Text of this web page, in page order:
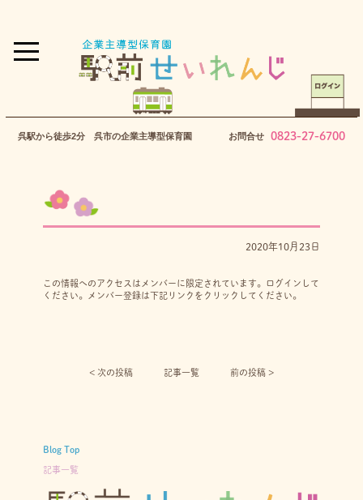
呉駅から徒歩2分 呉市の企業主導型保育園 お問合せ 0823-27-6700
2020年10月23日
この情報へのアクセスはメンバーに限定されています。ログインして
ください。メンバー登録は下記リンクをクリックしてください。
< 次の投稿︎ 記事一覧 前の投稿 >
Blog Top
記事一覧